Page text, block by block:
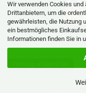
Wir verwenden Cookies
Drittanbietern, um die
gewährleisten, die Nutzung
ein bestmögliches
Informationen finden Sie in
SSL